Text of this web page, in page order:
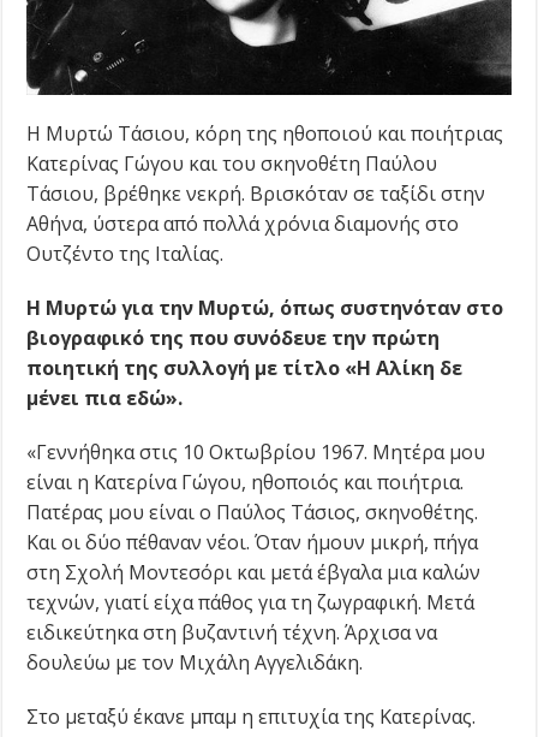
Η Μυρτώ Τάσιου, κόρη της ηθοποιού και ποιήτριας
Κατερίνας Γώγου και του σκηνοθέτη Παύλου
Τάσιου, βρέθηκε νεκρή. Βρισκόταν σε ταξίδι στην
Αθήνα, ύστερα από πολλά χρόνια διαμονής στο
Ουτζέντο της Ιταλίας.
Η Μυρτώ για την Μυρτώ, όπως συστηνόταν στο
βιογραφικό της που συνόδευε την πρώτη
ποιητική της συλλογή με τίτλο «Η Αλίκη δε
μένει πια εδώ».
«Γεννήθηκα στις 10 Οκτωβρίου 1967. Μητέρα μου
είναι η Κατερίνα Γώγου, ηθοποιός και ποιήτρια.
Πατέρας μου είναι ο Παύλος Τάσιος, σκηνοθέτης.
Και οι δύο πέθαναν νέοι. Όταν ήμουν μικρή, πήγα
στη Σχολή Μοντεσόρι και μετά έβγαλα μια καλών
τεχνών, γιατί είχα πάθος για τη ζωγραφική. Μετά
ειδικεύτηκα στη βυζαντινή τέχνη. Άρχισα να
δουλεύω με τον Μιχάλη Αγγελιδάκη.
Στο μεταξύ έκανε μπαμ η επιτυχία της Κατερίνας.